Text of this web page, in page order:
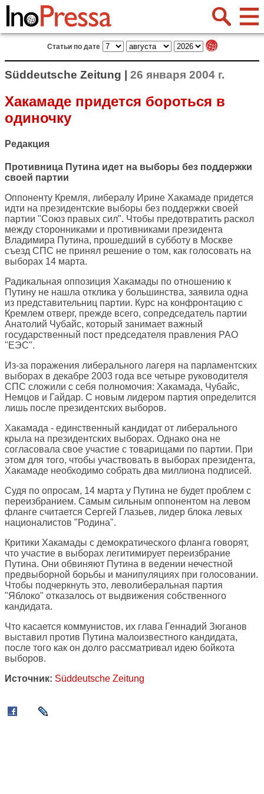
Статьи по дате
Süddeutsche Zeitung | 26 января 2004 г.
Хакамаде придется бороться в
одиночку
Редакция
Противница Путина идет на выборы без поддержки
своей партии
Оппоненту Кремля, либералу Ирине Хакамаде придется
идти на президентские выборы без поддержки своей
партии "Союз правых сил". Чтобы предотвратить раскол
между сторонниками и противниками президента
Владимира Путина, прошедший в субботу в Москве
съезд СПС не принял решение о том, как голосовать на
выборах 14 марта.
Радикальная оппозиция Хакамады по отношению к
Путину не нашла отклика у большинства, заявила одна
из представительниц партии. Курс на конфронтацию с
Кремлем отверг, прежде всего, сопредседатель партии
Анатолий Чубайс, который занимает важный
государственный пост председателя правления РАО
"ЕЭС".
Из-за поражения либерального лагеря на парламентских
выборах в декабре 2003 года все четыре руководителя
СПС сложили с себя полномочия: Хакамада, Чубайс,
Немцов и Гайдар. С новым лидером партия определится
лишь после президентских выборов.
Хакамада - единственный кандидат от либерального
крыла на президентских выборах. Однако она не
согласовала свое участие с товарищами по партии. При
этом для того, чтобы участвовать в выборах президента,
Хакамаде необходимо собрать два миллиона подписей.
Судя по опросам, 14 марта у Путина не будет проблем с
переизбранием. Самым сильным оппонентом на левом
фланге считается Сергей Глазьев, лидер блока левых
националистов "Родина".
Критики Хакамады с демократического фланга говорят,
что участие в выборах легитимирует переизбрание
Путина. Они обвиняют Путина в ведении нечестной
предвыборной борьбы и манипуляциях при голосовании.
Чтобы подчеркнуть это, леволиберальная партия
"Яблоко" отказалось от выдвижения собственного
кандидата.
Что касается коммунистов, их глава Геннадий Зюганов
выставил против Путина малоизвестного кандидата,
после того как он долго рассматривал идею бойкота
выборов.
Источник: Süddeutsche Zeitung